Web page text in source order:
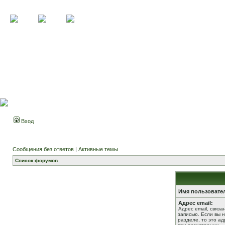
Вход
Сообщения без ответов | Активные темы
Список форумов
Имя
Адрес email:
Адрес email,
записью. Если вы
разделе, то это